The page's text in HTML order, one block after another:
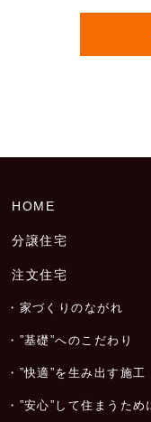
HOME
分譲住宅
注文住宅
家づくりのながれ
”基礎”へのこだわり
”快適”を生み出す施工
”安心”して住まうため